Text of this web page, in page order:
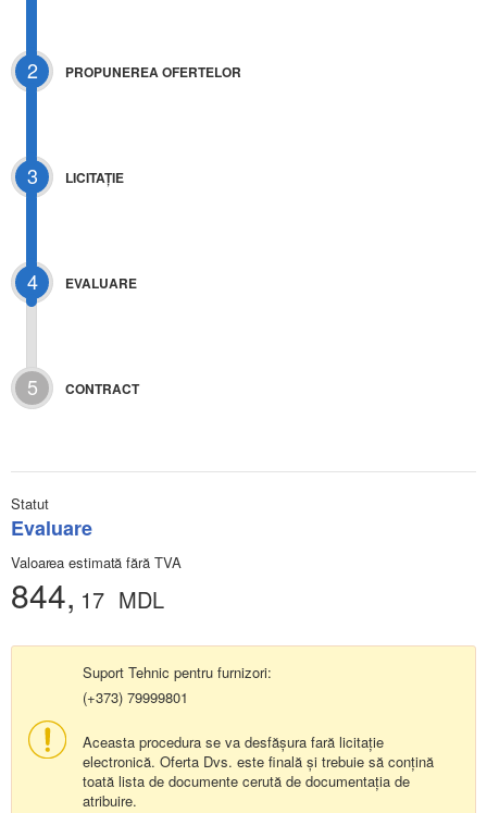
2 PROPUNEREA OFERTELOR
3 LICITAŢIE
4 EVALUARE
5 CONTRACT
Statut
Evaluare
Valoarea estimată fără TVA
844, 17 MDL
Suport Tehnic pentru furnizori:
(+373) 79999801
Aceasta procedura se va desfășura fară licitație
electronică. Oferta Dvs. este finală și trebuie să conțină
toată lista de documente cerută de documentația de
atribuire.